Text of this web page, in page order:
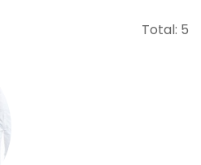
Total: 5